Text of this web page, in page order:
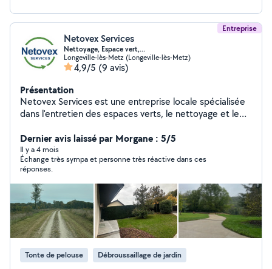
Entreprise
Netovex Services
Nettoyage, Espace vert,...
Longeville-lès-Metz (Longeville-lès-Metz)
4,9/5 (9 avis)
Présentation
Netovex Services est une entreprise locale spécialisée
dans l'entretien des espaces verts, le nettoyage et le
prestations ponctuelles ou récurrentes, aussi bien pour
les particuliers que pour les professionnels (agences
immobilières, syndics, promoteurs, artisans). Nos
engagements : Réactivité et respect des délais Travail
soigné et chantiers propres Devis clairs et rapides
Interventions fiables, même en urgence Zone
d'intervention : Metz et alentours.
Dernier avis laissé par Morgane : 5/5
Il y a 4 mois
Échange très sympa et personne très réactive dans ces
réponses.
Tonte de pelouse Débroussaillage de jardin